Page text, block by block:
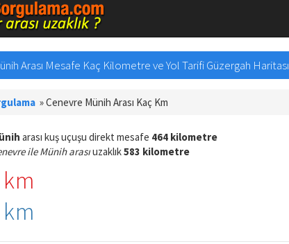
Arası Mesafe Kaç Kilometre ve Yol Tarifi Güzergah Haritası
»Cenevre Münih Arası Kaç Km
arası kuş uçuşu direkt mesafe 464 kilometre
ile Münih arasıuzaklık583 kilometre